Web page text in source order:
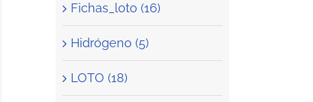
Fichas_loto (16)
Hidrógeno (5)
LOTO (18)